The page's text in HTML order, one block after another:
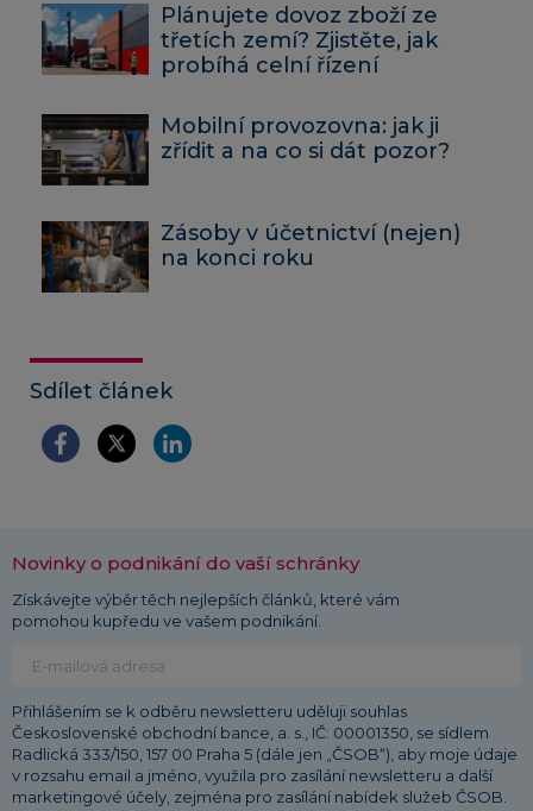
Plánujete dovoz zboží ze
třetích zemí? Zjistěte, jak
probíhá celní řízení
Mobilní provozovna: jak ji
zřídit a na co si dát pozor?
Zásoby v účetnictví (nejen)
na konci roku
Sdílet článek
Novinky o podnikání do vaší schránky
Získávejte výběr těch nejlepších článků, které vám
pomohou kupředu ve vašem podnikání.
Přihlášením se k odběru newsletteru uděluji souhlas
Československé obchodní bance, a. s., IČ: 00001350, se sídlem
Radlická 333/150, 157 00 Praha 5 (dále jen „ČSOB“), aby moje údaje
v rozsahu email a jméno, využila pro zasílání newsletteru a další
marketingové účely, zejména pro zasílání nabídek služeb ČSOB.